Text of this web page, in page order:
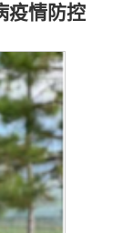
疫情防控